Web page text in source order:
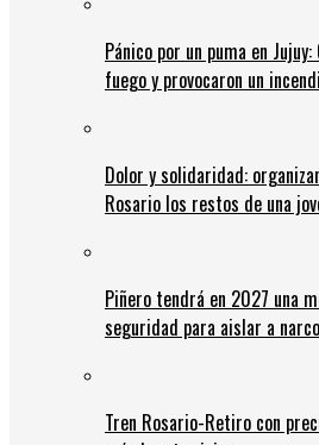
Pánico por un puma en
fuego y provocaron un
Dolor y solidaridad:
Rosario los restos de una
Piñero tendrá en 2027 una
seguridad para aislar a
Tren Rosario-Retiro con